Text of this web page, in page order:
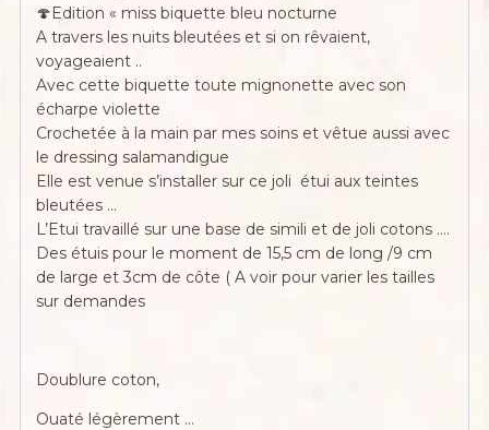
🍄Edition « miss biquette bleu nocturne
A travers les nuits bleutées et si on rêvaient,
voyageaient ..
Avec cette biquette toute mignonette avec son
écharpe violette
Crochetée à la main par mes soins et vêtue aussi avec
le dressing salamandigue
Elle est venue s’installer sur ce joli étui aux teintes
bleutées …
L’Etui travaillé sur une base de simili et de joli cotons ….
Des étuis pour le moment de 15,5 cm de long /9 cm
de large et 3cm de côte ( A voir pour varier les tailles
sur demandes
Doublure coton,
Ouaté légèrement …